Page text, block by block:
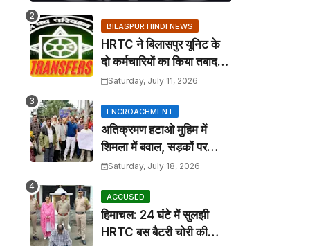
BILASPUR HINDI NEWS
HRTC ने बिलासपुर यूनिट के
दो कर्मचारियों का किया तबादला,
कार्यालय आदेश जारी
Saturday, July 11, 2026
ENCROACHMENT
अतिक्रमण हटाओ मुहिम में
शिमला में बवाल, सड़कों पर
कटोरा लेकर उतरे तहबाजारी
Saturday, July 18, 2026
ACCUSED
हिमाचल: 24 घंटे में सुलझी
HRTC बस बैटरी चोरी की